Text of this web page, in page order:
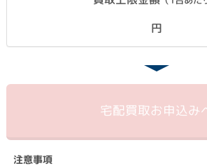
円
宅配買取お申込み
注意事項